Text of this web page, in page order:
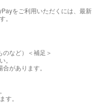
をご利用いただくには、最新
。
など）＜補足＞
。
があります。
す。